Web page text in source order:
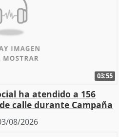
03:55
ha atendido a 156
calle durante Campaña
08/2026